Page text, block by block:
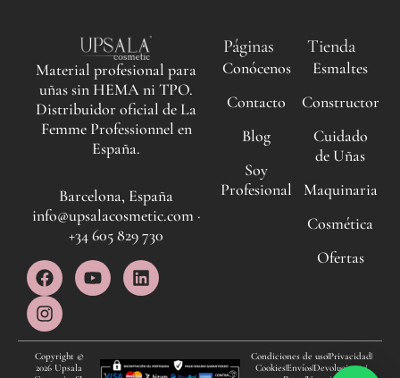
Material profesional para
uñas sin HEMA ni TPO.
Distribuidor oficial de La
Femme Professionnel en
España.
Barcelona, España
info@upsalacosmetic.com ·
+34 605 829 730
F
a
c
e
b
o
Y
o
u
b
L
i
e
d
I
n
s
t
a
g
Páginas
Conócenos
Contacto
Blog
Soy
Profesional
Tienda
Esmaltes
Constructor
Cuidado
de Uñas
Maquinaria
Cosmética
Ofertas
Copyright ©
2026 Upsala
Condiciones de usoPrivacidad
CookiesEnvíosDevoluciones